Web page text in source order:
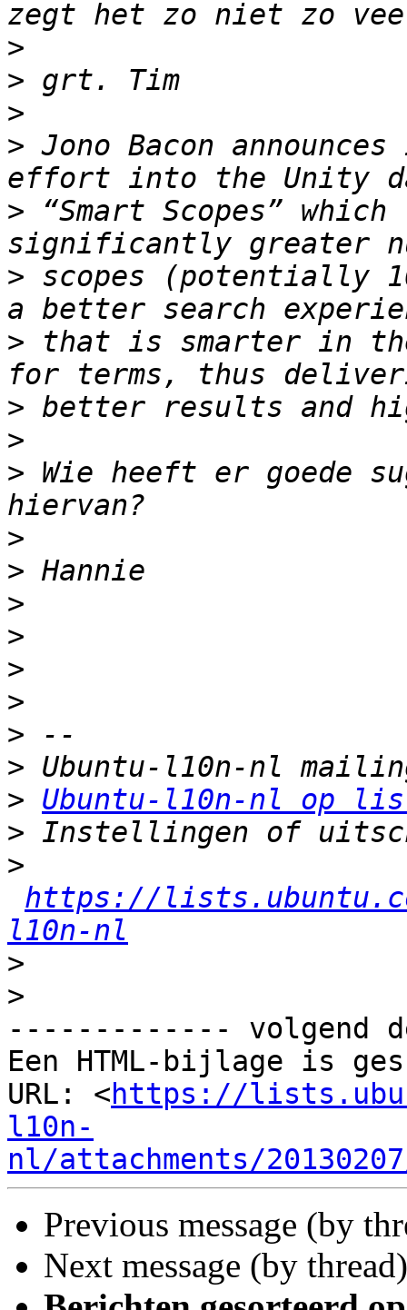
>
>
>
> Jono Bacon
> “Smart Scopes”
> scopes (potentially
> that is smarter in the
>
>
> Wie heeft er goede
>
>
>
>
>
>
>
>
> Ubuntu-l10n-nl op
>
>
https://
l10n-nl
>
>
------------- volgend
Een HTML-bijlage is
URL: <https://
l10n-
nl/attachments/
Previous message (by
Next message (by